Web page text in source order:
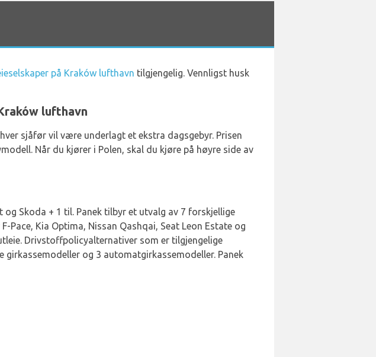
på Kraków lufthavn tilgjengelig. Vennligst husk
lufthavn
sjåfør vil være underlagt et ekstra dagsgebyr. Prisen
Når du kjører i Polen, skal du kjøre på høyre side av
Skoda + 1 til. Panek tilbyr et utvalg av 7 forskjellige
Kia Optima, Nissan Qashqai, Seat Leon Estate og
Drivstoffpolicyalternativer som er tilgjengelige
og 3 automatgirkassemodeller. Panek